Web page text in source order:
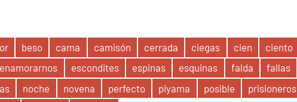
beso cama camisón cerrada ciegas cien ciento
enamorarnos escondites espinas esquinas falda fallas
noche novena perfecto piyama posible prisioneros